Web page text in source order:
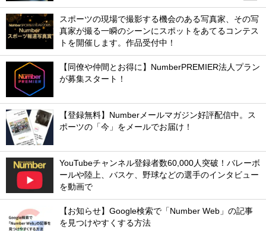
スポーツの現場で撮影する機会のある写真家、その写
真家が撮る一瞬のシーンにスポットをあてるコンテス
トを開催します。作品受付中！
【同僚や仲間とお得に】NumberPREMIER法人プラン
が募集スタート！
【登録無料】Numberメールマガジン好評配信中。ス
ポーツの「今」をメールでお届け！
YouTubeチャンネル登録者数60,000人突破！バレーボ
ールや陸上、バスケ、野球などの選手のインタビュー
を動画で
【お知らせ】Google検索で「Number Web」の記事
を見つけやすくする方法